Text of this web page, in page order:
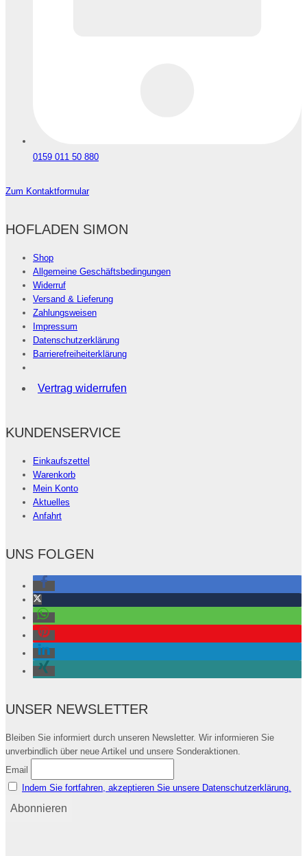
0159 011 50 880
Zum Kontaktformular
HOFLADEN SIMON
Shop
Allgemeine Geschäftsbedingungen
Widerruf
Versand & Lieferung
Zahlungsweisen
Impressum
Datenschutzerklärung
Barrierefreiheiterklärung
Vertrag widerrufen
KUNDENSERVICE
Einkaufszettel
Warenkorb
Mein Konto
Aktuelles
Anfahrt
UNS FOLGEN
UNSER NEWSLETTER
Bleiben Sie informiert durch unseren Newsletter. Wir informieren Sie
unverbindlich über neue Artikel und unsere Sonderaktionen.
Email
Indem Sie fortfahren, akzeptieren Sie unsere Datenschutzerklärung.